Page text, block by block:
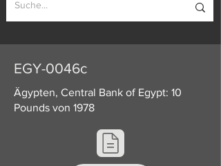
EGY-0046c
Ägypten, Central Bank of Egypt: 10
Pounds von 1978